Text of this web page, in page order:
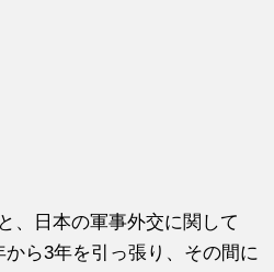
、日本の軍事外交に関して
ら3年を引っ張り、その間に